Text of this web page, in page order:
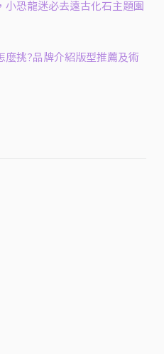
恐龍迷必去遠古化石主題園
麼挑?品牌介紹版型推薦及術